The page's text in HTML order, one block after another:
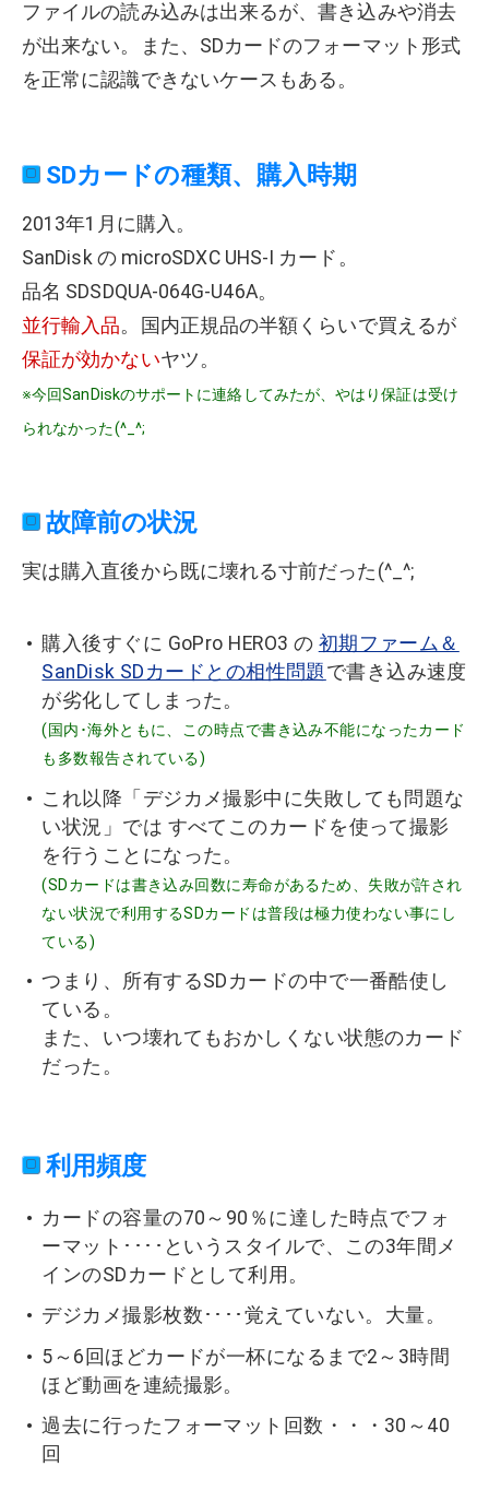
ファイルの読み込みは出来るが、書き込みや消去
が出来ない。また、SDカードのフォーマット形式
を正常に認識できないケースもある。
SDカードの種類、購入時期
2013年1月に購入。
SanDisk の microSDXC UHS-I カード。
品名 SDSDQUA-064G-U46A。
並行輸入品。国内正規品の半額くらいで買えるが
保証が効かないヤツ。
※今回SanDiskのサポートに連絡してみたが、やはり保証は受け
られなかった(^_^;
故障前の状況
実は購入直後から既に壊れる寸前だった(^_^;
購入後すぐに GoPro HERO3 の 初期ファーム＆
SanDisk SDカードとの相性問題 で書き込み速度
が劣化してしまった。
(国内･海外ともに、この時点で書き込み不能になったカード
も多数報告されている)
これ以降「デジカメ撮影中に失敗しても問題な
い状況」では すべてこのカードを使って撮影
を行うことになった。
(SDカードは書き込み回数に寿命があるため、失敗が許され
ない状況で利用するSDカードは普段は極力使わない事にし
ている)
つまり、所有するSDカードの中で一番酷使し
ている。
また、いつ壊れてもおかしくない状態のカード
だった。
利用頻度
カードの容量の70～90％に達した時点でフォ
ーマット････というスタイルで、この3年間メ
インのSDカードとして利用。
デジカメ撮影枚数････覚えていない。大量。
5～6回ほどカードが一杯になるまで2～3時間
ほど動画を連続撮影。
過去に行ったフォーマット回数・・・30～40
回